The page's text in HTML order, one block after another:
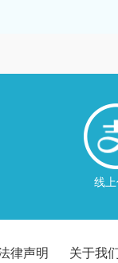
线
律声明 关于我